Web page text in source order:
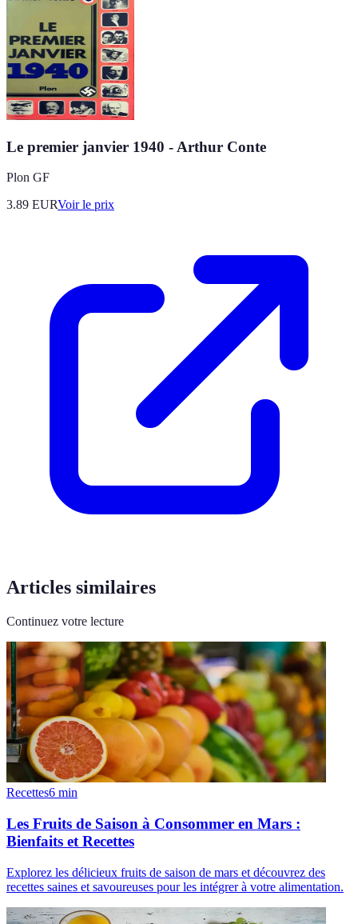
Le premier janvier 1940 - Arthur Conte
Plon GF
3.89 EURVoir le prix
Articles similaires
Continuez votre lecture
Recettes6 min
Les Fruits de Saison à Consommer en Mars :
Bienfaits et Recettes
Explorez les délicieux fruits de saison de mars et découvrez des
recettes saines et savoureuses pour les intégrer à votre alimentation.